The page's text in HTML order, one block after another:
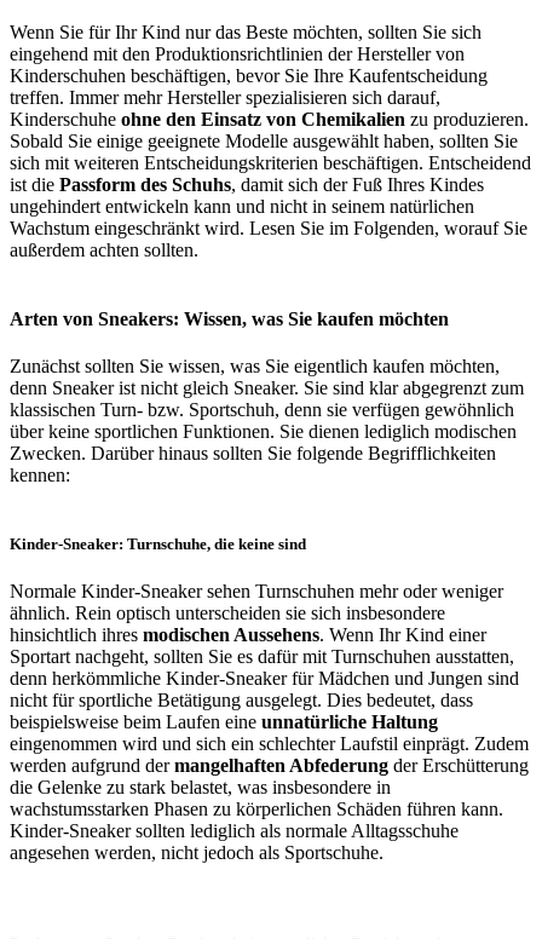
Wenn Sie für Ihr Kind nur das Beste möchten, sollten Sie sich
eingehend mit den Produktionsrichtlinien der Hersteller von
Kinderschuhen beschäftigen, bevor Sie Ihre Kaufentscheidung
treffen. Immer mehr Hersteller spezialisieren sich darauf,
Kinderschuhe ohne den Einsatz von Chemikalien zu produzieren.
Sobald Sie einige geeignete Modelle ausgewählt haben, sollten Sie
sich mit weiteren Entscheidungskriterien beschäftigen. Entscheidend
ist die Passform des Schuhs, damit sich der Fuß Ihres Kindes
ungehindert entwickeln kann und nicht in seinem natürlichen
Wachstum eingeschränkt wird. Lesen Sie im Folgenden, worauf Sie
außerdem achten sollten.
Arten von Sneakers: Wissen, was Sie kaufen möchten
Zunächst sollten Sie wissen, was Sie eigentlich kaufen möchten,
denn Sneaker ist nicht gleich Sneaker. Sie sind klar abgegrenzt zum
klassischen Turn- bzw. Sportschuh, denn sie verfügen gewöhnlich
über keine sportlichen Funktionen. Sie dienen lediglich modischen
Zwecken. Darüber hinaus sollten Sie folgende Begrifflichkeiten
kennen:
Kinder-Sneaker: Turnschuhe, die keine sind
Normale Kinder-Sneaker sehen Turnschuhen mehr oder weniger
ähnlich. Rein optisch unterscheiden sie sich insbesondere
hinsichtlich ihres modischen Aussehens. Wenn Ihr Kind einer
Sportart nachgeht, sollten Sie es dafür mit Turnschuhen ausstatten,
denn herkömmliche Kinder-Sneaker für Mädchen und Jungen sind
nicht für sportliche Betätigung ausgelegt. Dies bedeutet, dass
beispielsweise beim Laufen eine unnatürliche Haltung
eingenommen wird und sich ein schlechter Laufstil einprägt. Zudem
werden aufgrund dermangelhaften Abfederung der Erschütterung
die Gelenke zu stark belastet, was insbesondere in
wachstumsstarken Phasen zu körperlichen Schäden führen kann.
Kinder-Sneaker sollten lediglich als normale Alltagsschuhe
angesehen werden, nicht jedoch als Sportschuhe.